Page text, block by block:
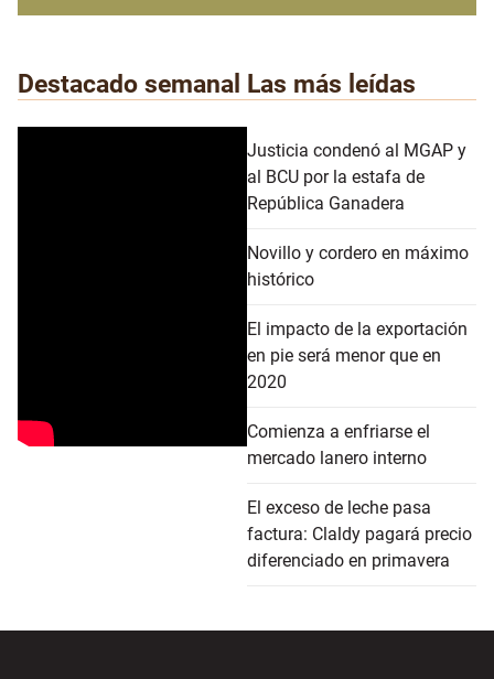
Destacado semanal Las más leídas
Justicia condenó al MGAP y
al BCU por la estafa de
República Ganadera
Novillo y cordero en máximo
histórico
El impacto de la exportación
en pie será menor que en
2020
Comienza a enfriarse el
mercado lanero interno
El exceso de leche pasa
factura: Claldy pagará precio
diferenciado en primavera